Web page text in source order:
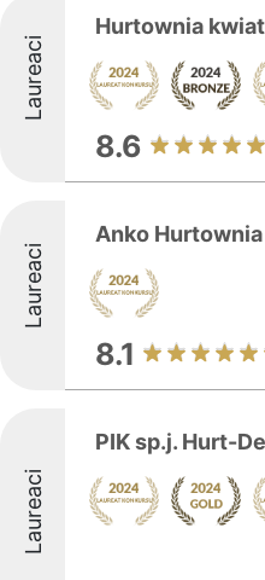
Laureaci
Hurtownia
8.6
Laureaci
Anko Hurtownia
8.1
Laureaci
PIK sp.j. Hurt-